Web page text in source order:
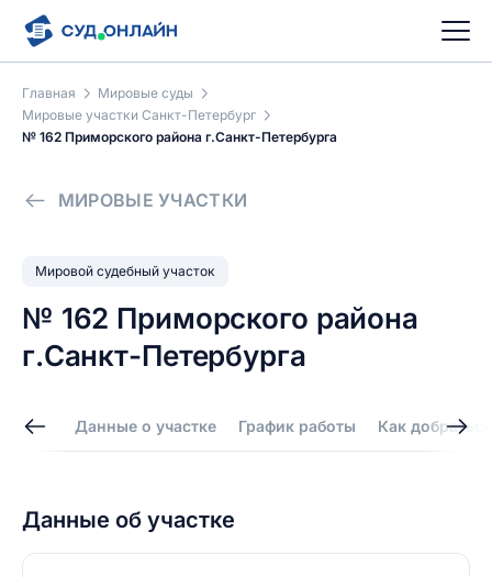
Главная
Мировые суды
Мировые участки Санкт-Петербург
№ 162 Приморского района г.Санкт-Петербурга
МИРОВЫЕ УЧАСТКИ
Мировой судебный участок
№ 162 Приморского района
г.Санкт-Петербурга
Данные о участке График работы Как добраться
Данные об участке